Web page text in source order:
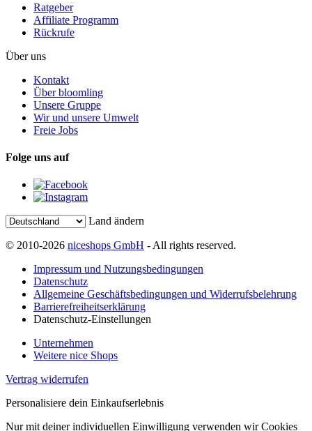
Ratgeber
Affiliate Programm
Rückrufe
Über uns
Kontakt
Über bloomling
Unsere Gruppe
Wir und unsere Umwelt
Freie Jobs
Folge uns auf
Land ändern
© 2010-2026 niceshops GmbH - All rights reserved.
Impressum und Nutzungsbedingungen
Datenschutz
Allgemeine Geschäftsbedingungen und Widerrufsbelehrung
Barrierefreiheitserklärung
Datenschutz-Einstellungen
Unternehmen
Weitere nice Shops
Vertrag widerrufen
Personalisiere dein Einkaufserlebnis
Nur mit deiner individuellen Einwilligung verwenden wir Cookies